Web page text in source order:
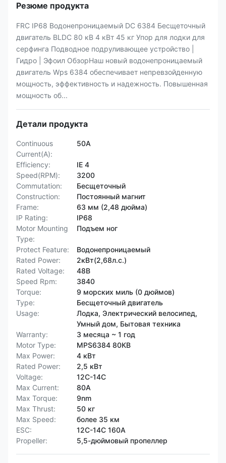
Резюме продукта
FRC IP68 Водонепроницаемый DC 6384 Бесщеточный
двигатель BLDC 80 кВ 4 кВт 45 кг Упор для лодки для
серфинга Подводное подруливающее устройство |
Гидро | Эфоил ОбзорНаш новый водонепроницаемый
двигатель Wps 6384 обеспечивает непревзойденную
мощность, эффективность и надежность. Повышенная
мощность об...
Детали продукта
Continuous
Current(A):
50А
Efficiency:
IE 4
Speed(RPM):
3200
Commutation:
Бесщеточный
Construction:
Постоянный магнит
Frame:
63 мм (2,48 дюйма)
IP Rating:
IP68
Motor Mounting
Type:
Подъем ног
Protect Feature:
Водонепроницаемый
Rated Power:
2кВт(2,68л.с.)
Rated Voltage:
48В
Speed Rpm:
3840
Torque:
9 морских миль (0 дюймов)
Type:
Бесщеточный двигатель
Usage:
Лодка, Электрический велосипед,
Умный дом, Бытовая техника
Warranty:
3 месяца ~ 1 год
Motor Type:
MPS6384 80КВ
Max Power:
4 кВт
Rated Power:
2,5 кВт
Voltage:
12С-14С
Max Current:
80А
Max Torque:
9nm
Max Thrust:
50 кг
Max Speed:
более 35 км
ESC:
12С-14С 160А
Propeller:
5,5-дюймовый пропеллер